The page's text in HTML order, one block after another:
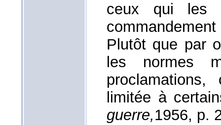
ceux qui les
Plutôt que par
les normes
limitée à
guerre,1956, p.